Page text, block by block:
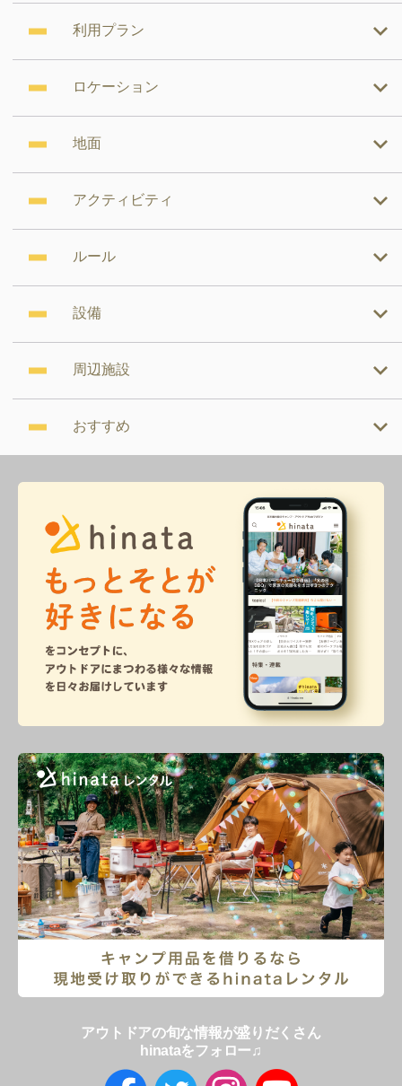
利用プラン
ロケーション
地面
アクティビティ
ルール
設備
周辺施設
おすすめ
アウトドアの旬な情報が盛りだくさん
hinataをフォロー♫